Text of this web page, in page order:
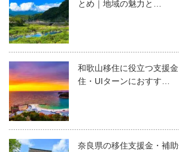
とめ｜地域の魅力と…
和歌山移住に役立つ支援
住・UIターンにおすす…
奈良県の移住支援金・補